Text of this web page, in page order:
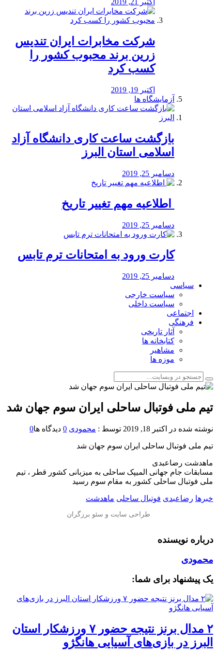
اکتبر 21, 2019
شرکت مخابرات ایران تندیس
زرین برند محبوب کشور را
کسب کرد
اکتبر 19, 2019
آزمایشگاه ها
بازگشت ساعت کاری دانشگاه آزاد
اسلامی استان البرز
دسامبر 25, 2019
️ اطلاعیه مهم تغییر تاریخ
دسامبر 25, 2019
کارت ورود به امتحانات ترم تابس
دسامبر 25, 2019
سیاسی
سیاست خارجی
سیاست داخلی
اجتماعی
فرهنگی
آثار تاریخی
کتابخانه ها
مشاهیر
موزه ها
تیم ملی فوتبال ساحلی ایران سوم جهان شد
نوشته شده در اکتبر 18, 2019 توسط : محمودی 0 دیدگاه ها0
تیم ملی فوتبال ساحلی ایران سوم جهان شد
ماهدشت رضاعبدی
مسابقات جام جهانی المیپک ساحلی به میزبانی کشور قطر ، تیم
ملی فوتبال ساحلی کشور به مقام سوم رسید
خبرها رضاعبدی فوتبال ساحلی ماهدشت
درباره نویسنده
محمودی
یک پیشنهاد برای شما:
۲ مدال برنز نتیجه حضور ۷ ورزشکار استان
البرز در بازی‌های آسیایی هانگژو